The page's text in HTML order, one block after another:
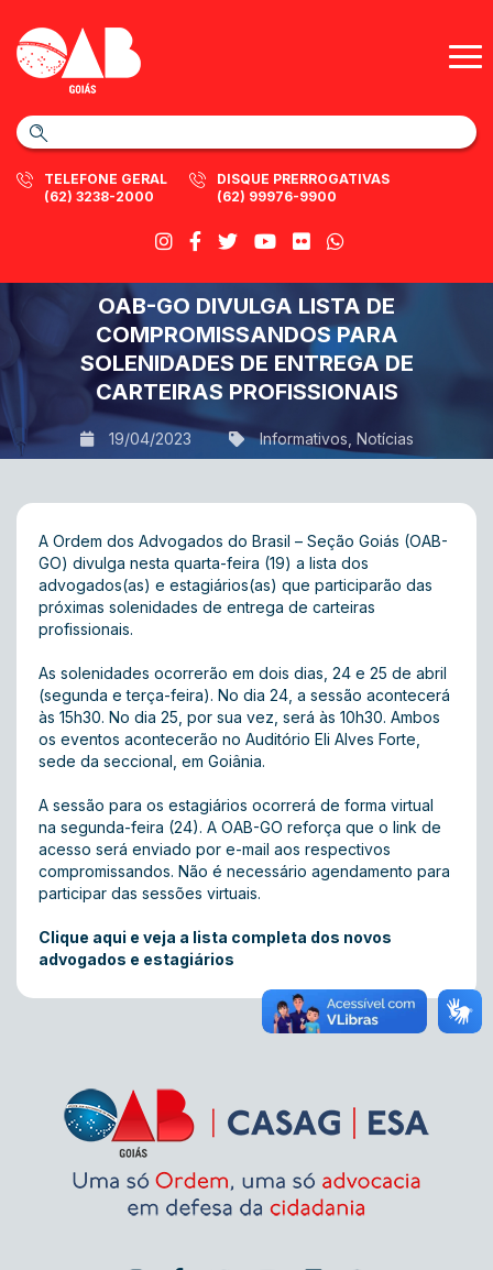
TELEFONE GERAL
(62) 3238-2000
DISQUE PRERROGATIVAS
(62) 99976-9900
OAB-GO DIVULGA LISTA DE
COMPROMISSANDOS PARA
SOLENIDADES DE ENTREGA DE
CARTEIRAS PROFISSIONAIS
19/04/2023 Informativos Notícias
A Ordem dos Advogados do Brasil – Seção Goiás (OAB-
GO) divulga nesta quarta-feira (19) a lista dos
advogados(as) e estagiários(as) que participarão das
próximas solenidades de entrega de carteiras
profissionais.
As solenidades ocorrerão em dois dias, 24 e 25 de abril
(segunda e terça-feira). No dia 24, a sessão acontecerá
às 15h30. No dia 25, por sua vez, será às 10h30. Ambos
os eventos acontecerão no Auditório Eli Alves Forte,
sede da seccional, em Goiânia.
A sessão para os estagiários ocorrerá de forma virtual
na segunda-feira (24). A OAB-GO reforça que o link de
acesso será enviado por e-mail aos respectivos
compromissandos. Não é necessário agendamento para
participar das sessões virtuais.
Clique aqui e veja a lista completa dos novos
advogados e estagiários